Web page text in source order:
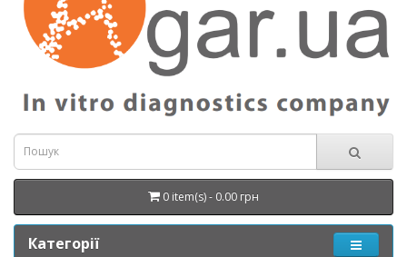
0 item(s) - 0.00 грн
Категорії